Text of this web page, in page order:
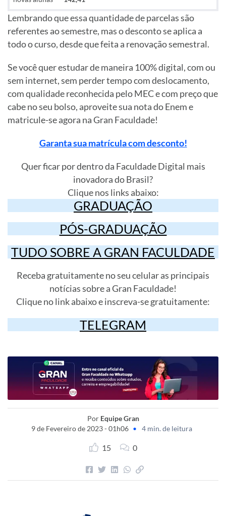
Lembrando que essa quantidade de parcelas são
referentes ao semestre, mas o desconto se aplica a
todo o curso, desde que feita a renovação semestral.
Se você quer estudar de maneira 100% digital, com ou
sem internet, sem perder tempo com deslocamento,
com qualidade reconhecida pelo MEC e com preço que
cabe no seu bolso, aproveite sua nota do Enem e
matricule-se agora na Gran Faculdade!
Garanta sua matrícula com desconto!
Quer ficar por dentro da Faculdade Digital mais
inovadora do Brasil?
Clique nos links abaixo:
GRADUAÇÃO
PÓS-GRADUAÇÃO
TUDO SOBRE A GRAN FACULDADE
Receba gratuitamente no seu celular as principais
notícias sobre a Gran Faculdade!
Clique no link abaixo e inscreva-se gratuitamente:
TELEGRAM
Por Equipe Gran
9 de Fevereiro de 2023 - 01h06 • 4 min. de leitura
15 0